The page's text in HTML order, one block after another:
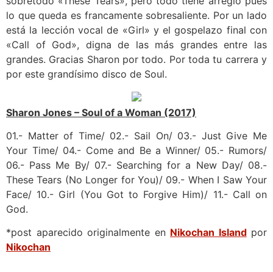
lo que queda es francamente sobresaliente. Por un lado
está la lección vocal de «Girl» y el gospelazo final con
«Call of God», digna de las más grandes entre las
grandes. Gracias Sharon por todo. Por toda tu carrera y
por este grandísimo disco de Soul.
Sharon Jones – Soul of a Woman (2017)
01.- Matter of Time/ 02.- Sail On/ 03.- Just Give Me
Your Time/ 04.- Come and Be a Winner/ 05.- Rumors/
06.- Pass Me By/ 07.- Searching for a New Day/ 08.-
These Tears (No Longer for You)/ 09.- When I Saw Your
Face/ 10.- Girl (You Got to Forgive Him)/ 11.- Call on
God.
*post aparecido originalmente en Nikochan Islandpor
Nikochan